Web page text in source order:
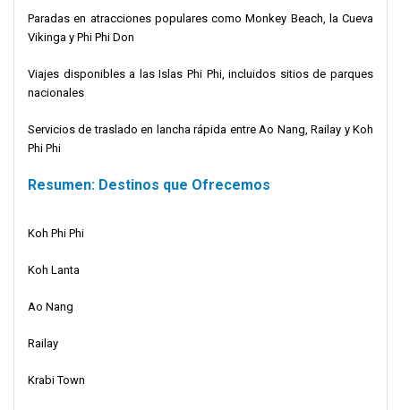
Paradas en atracciones populares como Monkey Beach, la Cueva
Vikinga y Phi Phi Don
Viajes disponibles a las Islas Phi Phi, incluidos sitios de parques
nacionales
Servicios de traslado en lancha rápida entre Ao Nang, Railay y Koh
Phi Phi
Resumen: Destinos que Ofrecemos
Koh Phi Phi
Koh Lanta
Ao Nang
Railay
Krabi Town